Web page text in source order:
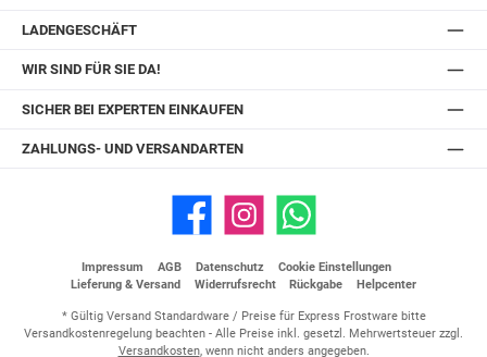
LADENGESCHÄFT
WIR SIND FÜR SIE DA!
SICHER BEI EXPERTEN EINKAUFEN
ZAHLUNGS- UND VERSANDARTEN
Facebook Instagram WhatsApp
Impressum AGB Datenschutz
Cookie Einstellungen
Lieferung & Versand
Widerrufsrecht Rückgabe Helpcenter
* Gültig Versand Standardware / Preise für Express Frostware bitte
Versandkostenregelung beachten - Alle Preise inkl. gesetzl. Mehrwertsteuer zzgl.
Versandkosten, wenn nicht anders angegeben.